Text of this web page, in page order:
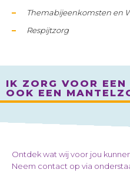
Themabijeenkomsten en
Respijtzorg
IK ZORG VOOR
OOK EEN
Ontdek wat wij voor jou
Neem contact op via